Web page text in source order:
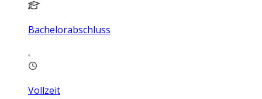
Bachelorabschluss
Vollzeit